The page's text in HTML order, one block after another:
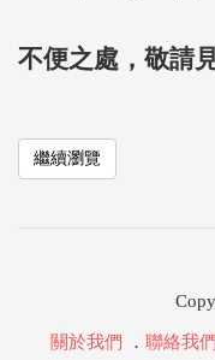
不便之處，敬請見
繼續瀏覽
關於我們 ． 聯絡我們